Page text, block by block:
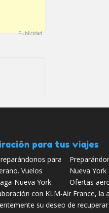
Publicidad
para tus viajes
Nueva York
Ofertas
con KLM-Air France, la
su deseo de